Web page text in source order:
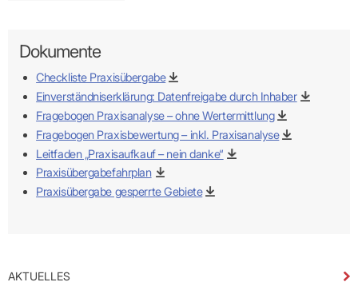
AKTUELLES
Dokumente
Checkliste Praxisübergabe
Einverständniserklärung: Datenfreigabe durch Inhaber
Fragebogen Praxisanalyse – ohne Wertermittlung
Fragebogen Praxisbewertung – inkl. Praxisanalyse
Leitfaden „Praxisaufkauf – nein danke“
Praxisübergabefahrplan
Praxisübergabe gesperrte Gebiete